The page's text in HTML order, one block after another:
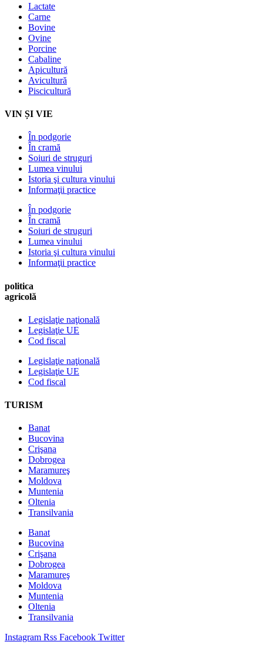
Lactate
Carne
Bovine
Ovine
Porcine
Cabaline
Apicultură
Avicultură
Piscicultură
VIN ȘI VIE
În podgorie
În cramă
Soiuri de struguri
Lumea vinului
Istoria şi cultura vinului
Informaţii practice
În podgorie
În cramă
Soiuri de struguri
Lumea vinului
Istoria şi cultura vinului
Informaţii practice
politica
agricolă
Legislaţie naţională
Legislaţie UE
Cod fiscal
Legislaţie naţională
Legislaţie UE
Cod fiscal
TURISM
Banat
Bucovina
Crişana
Dobrogea
Maramureş
Moldova
Muntenia
Oltenia
Transilvania
Banat
Bucovina
Crişana
Dobrogea
Maramureş
Moldova
Muntenia
Oltenia
Transilvania
Instagram Rss Facebook Twitter